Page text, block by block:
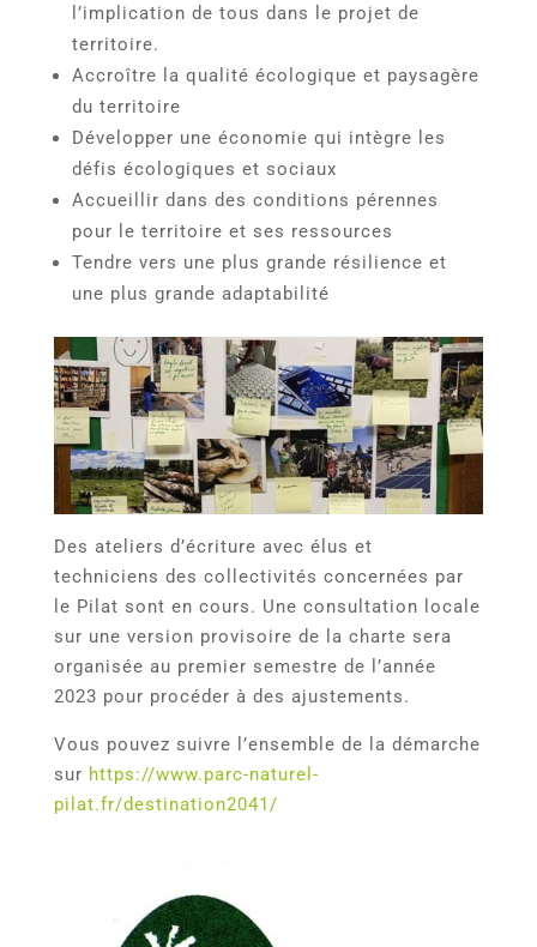
l’implication de tous dans le projet de
territoire.
Accroître la qualité écologique et paysagère
du territoire
Développer une économie qui intègre les
défis écologiques et sociaux
Accueillir dans des conditions pérennes
pour le territoire et ses ressources
Tendre vers une plus grande résilience et
une plus grande adaptabilité
Des ateliers d’écriture avec élus et
techniciens des collectivités concernées par
le Pilat sont en cours. Une consultation locale
sur une version provisoire de la charte sera
organisée au premier semestre de l’année
2023 pour procéder à des ajustements.
Vous pouvez suivre l’ensemble de la démarche
sur https://www.parc-naturel-
pilat.fr/destination2041/